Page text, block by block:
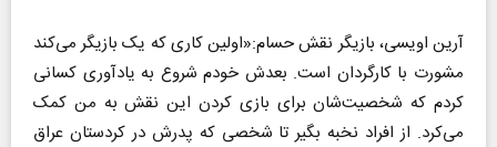
آرین اویسی، بازیگر نقش حسام:«اولین کاری که یک بازیگر می‌کند
مشورت با کارگردان است. بعدش خودم شروع به یادآوری کسانی
کردم که شخصیت‌شان برای بازی کردن این نقش به من کمک
می‌کرد. از افراد نخبه بگیر تا شخصی که پدرش در کردستان عراق